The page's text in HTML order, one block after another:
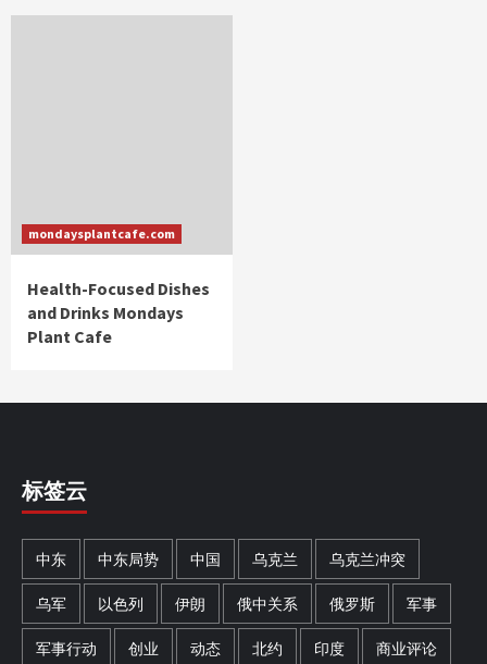
mondaysplantcafe.com
Health-Focused Dishes
and Drinks Mondays
Plant Cafe
标签云
中东 中东局势 中国 乌克兰 乌克兰冲突
乌军 以色列 伊朗 俄中关系 俄罗斯 军事
军事行动 创业 动态 北约 印度 商业评论